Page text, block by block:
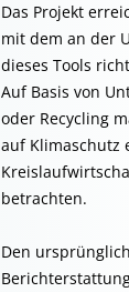
Das Projekt
mit dem an der
dieses Tools
Auf Basis von
oder Recycling
auf Klimaschutz
betrachten.
Den